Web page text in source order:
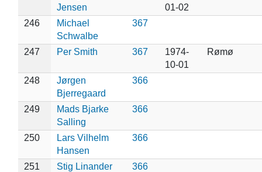
Jensen
01-02
246
Michael
Schwalbe
367
247 Per Smith 367
1974-
10-01
Rømø
248
Jørgen
Bjerregaard
366
249
Mads Bjarke
Salling
366
250
Lars Vilhelm
Hansen
366
251 Stig Linander
366